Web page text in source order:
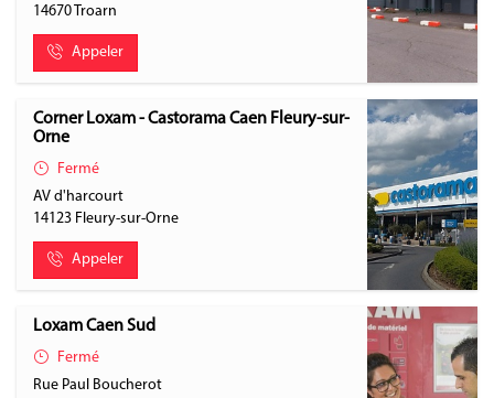
14670 Troarn
Appeler
Corner Loxam - Castorama Caen Fleury-sur-
Orne
Fermé
AV d'harcourt
14123 Fleury-sur-Orne
Appeler
Loxam Caen Sud
Fermé
Rue Paul Boucherot